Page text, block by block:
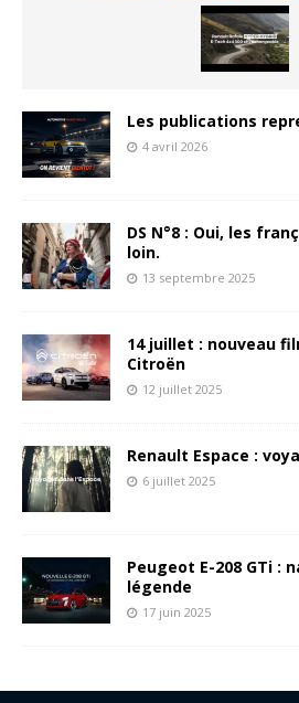
Les publications
4 avril 2026
DS N°8 : Oui, les
loin.
13 septembre 2025
14 juillet : nouveau
Citroën
12 juillet 2025
Renault Espace :
6 juillet 2025
Peugeot E-208 GTi :
légende
17 juin 2025